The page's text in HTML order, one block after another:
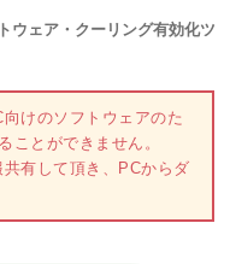
ェア・クーリング有効化ツ
けのソフトウェアのた
ことができません。
有して頂き、PCからダ